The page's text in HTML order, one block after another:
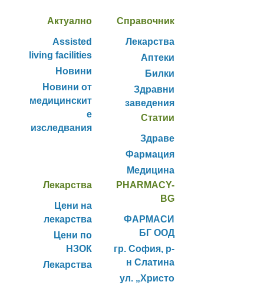
Актуално
Assisted
living facilities
Новини
Новини от
медицинскит
е
изследвания
Справочник
Лекарства
Аптеки
Билки
Здравни
заведения
Статии
Здраве
Фармация
Медицина
Лекарства
Цени на
лекарства
Цени по
НЗОК
Лекарства
PHARMACY-
BG
ФАРМАСИ
БГ ООД
гр. София, р-
н Слатина
ул. „Христо